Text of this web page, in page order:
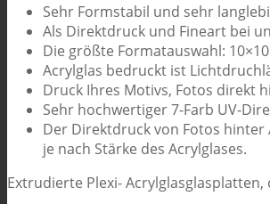
Sehr Formstabil und sehr
Als Direktdruck und Fineart bei
Die größte Formatauswahl:
Acrylglas bedruckt ist
Druck Ihres Motivs, Fotos direkt
Sehr hochwertiger 7-Farb UV-
Der Direktdruck von Fotos
je nach Stärke des Acrylglases.
Extrudierte Plexi-